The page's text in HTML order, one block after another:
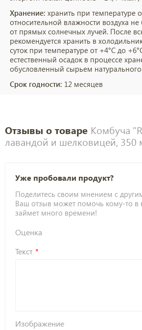
Хранение: хранить при температуре
относительной влажности воздуха не
от прямых солнечных лучей. После
рекомендуется хранить в
суток при температуре от +4°С до
естественный осадок в процессе
обусловленный сырьем
Срок годности: 12 месяцев
Отзывы о товаре Комбуча
лавандой и шелковицей, 350
Уже пробовали продукт?
Поделитесь своим мнением с
Ваш отзыв может помочь кому-то в
займет много времени!
Оценка
Текст
Изображение